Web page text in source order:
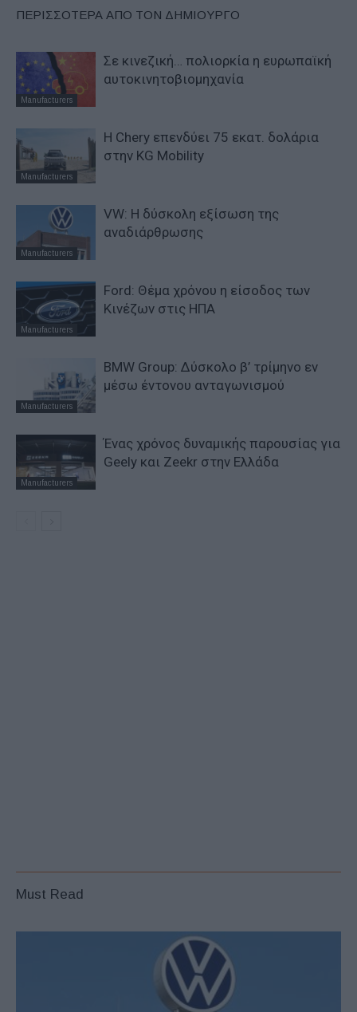
ΠΕΡΙΣΣΟΤΕΡΑ ΑΠΟ ΤΟΝ ΔΗΜΙΟΥΡΓΟ
Manufacturers
Σε κινεζική… πολιορκία η ευρωπαϊκή
αυτοκινητοβιομηχανία
Manufacturers
Η Chery επενδύει 75 εκατ. δολάρια
στην KG Mobility
Manufacturers
VW: Η δύσκολη εξίσωση της
αναδιάρθρωσης
Manufacturers
Ford: Θέμα χρόνου η είσοδος των
Κινέζων στις ΗΠΑ
Manufacturers
BMW Group: Δύσκολο β’ τρίμηνο εν
μέσω έντονου ανταγωνισμού
Manufacturers
Ένας χρόνος δυναμικής παρουσίας για
Geely και Zeekr στην Ελλάδα
Must Read